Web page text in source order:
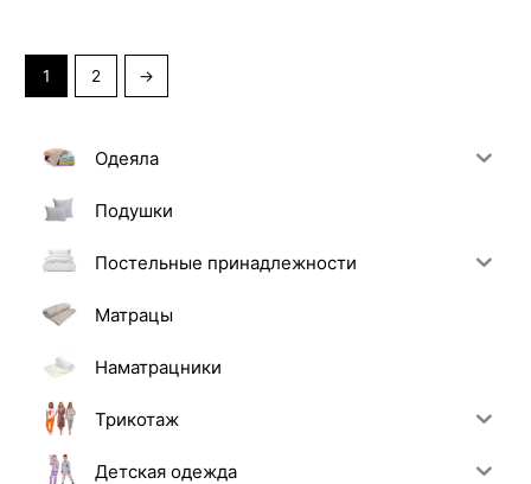
Одеяла
Подушки
Постельные принадлежности
Матрацы
Наматрацники
Трикотаж
Детская одежда
1 2 →